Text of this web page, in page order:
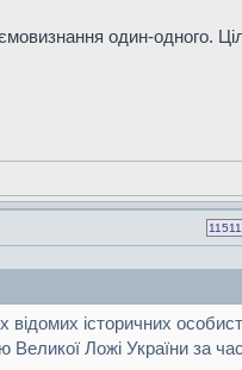
один-одного.
11511
історичних
Ложі України за